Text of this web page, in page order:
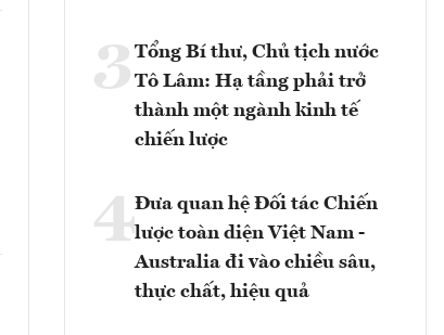
3 Tổng Bí thư, Chủ tịch nước
Tô Lâm: Hạ tầng phải trở
thành một ngành kinh tế
chiến lược
4Đưa quan hệ Đối tác Chiến
lược toàn diện Việt Nam -
Australia đi vào chiều sâu,
thực chất, hiệu quả